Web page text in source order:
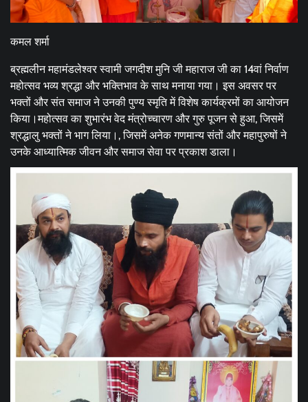
कमल शर्मा
ब्रह्मलीन महामंडलेश्वर स्वामी जगदीश मुनि जी महाराज जी का 14वां निर्वाण
महोत्सव भव्य श्रद्धा और भक्तिभाव के साथ मनाया गया। इस अवसर पर
भक्तों और संत समाज ने उनकी पुण्य स्मृति में विशेष कार्यक्रमों का आयोजन
किया।महोत्सव का शुभारंभ वेद मंत्रोच्चारण और गुरु पूजन से हुआ, जिसमें
श्रद्धालु भक्तों ने भाग लिया।, जिसमें अनेक गणमान्य संतों और महापुरुषों ने
उनके आध्यात्मिक जीवन और समाज सेवा पर प्रकाश डाला।